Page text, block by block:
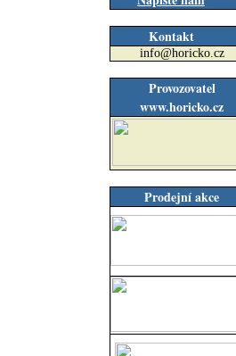
Kontakt
info@horicko.cz
Provozovatel
www.horicko.cz
Prodejní akce